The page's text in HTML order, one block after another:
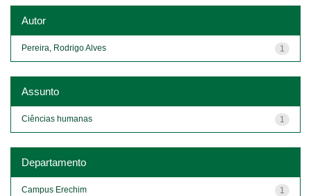
Autor
1
Pereira, Rodrigo Alves
Assunto
1
Ciências humanas
Departamento
1
Campus Erechim